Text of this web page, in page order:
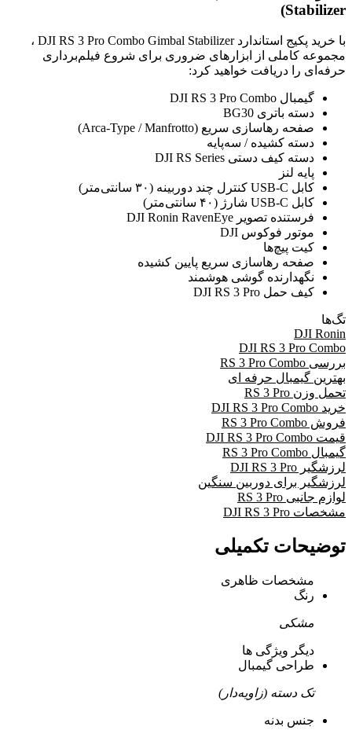
Stabilizer)
با خرید پکیج استاندارد DJI RS 3 Pro Combo Gimbal Stabilizer ،
مجموعه کاملی از ابزارهای ضروری برای شروع فیلم‌برداری
حرفه‌ای را دریافت خواهید کرد:
گیمبال DJI RS 3 Pro Combo
دسته باتری BG30
صفحه رهاسازی سریع (Arca-Type / Manfrotto)
دسته کشیده / سه‌پایه
دسته کیف دستی DJI RS Series
پایه لنز
کابل USB-C کنترل چند دوربینه (۳۰ سانتی‌متر)
کابل USB-C شارژ (۴۰ سانتی‌متر)
فرستنده تصویر DJI Ronin RavenEye
موتور فوکوس DJI
کیت پیچ‌ها
صفحه رهاسازی سریع پایین کشیده
نگهدارنده گوشی هوشمند
کیف حمل DJI RS 3 Pro
تگ‌ها
DJI Ronin
DJI RS 3 Pro Combo
بررسی RS 3 Pro Combo
بهترین گیمبال حرفه ای
تحمل وزن RS 3 Pro
خرید DJI RS 3 Pro Combo
فروش RS 3 Pro Combo
قیمت DJI RS 3 Pro Combo
گیمبال RS 3 Pro Combo
لرزشگیر DJI RS 3 Pro
لرزشگیر برای دوربین سنگین
لوازم جانبی RS 3 Pro
مشخصات DJI RS 3 Pro
توضیحات تکمیلی
مشخصات ظاهری
رنگ
مشکی
دیگر ویژگی ها
طراحی گیمبال
تک دسته (زاویه‌دار)
جنس بدنه